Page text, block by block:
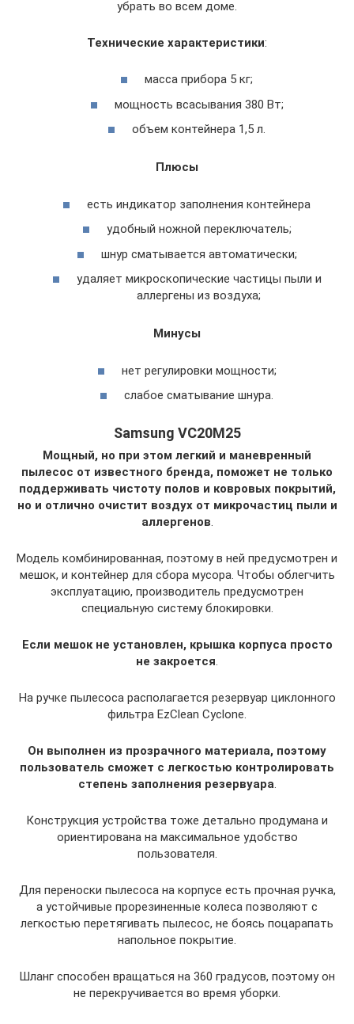
убрать во всем доме.
Технические характеристики:
масса прибора 5 кг;
мощность всасывания 380 Вт;
объем контейнера 1,5 л.
Плюсы
есть индикатор заполнения контейнера
удобный ножной переключатель;
шнур сматывается автоматически;
удаляет микроскопические частицы пыли и
аллергены из воздуха;
Минусы
нет регулировки мощности;
слабое сматывание шнура.
Samsung VC20M25
Мощный, но при этом легкий и маневренный
пылесос от известного бренда, поможет не только
поддерживать чистоту полов и ковровых покрытий,
но и отлично очистит воздух от микрочастиц пыли и
аллергенов.
Модель комбинированная, поэтому в ней предусмотрен и
мешок, и контейнер для сбора мусора. Чтобы облегчить
эксплуатацию, производитель предусмотрен
специальную систему блокировки.
Если мешок не установлен, крышка корпуса просто
не закроется.
На ручке пылесоса располагается резервуар циклонного
фильтра EzClean Cyclone.
Он выполнен из прозрачного материала, поэтому
пользователь сможет с легкостью контролировать
степень заполнения резервуара.
Конструкция устройства тоже детально продумана и
ориентирована на максимальное удобство
пользователя.
Для переноски пылесоса на корпусе есть прочная ручка,
а устойчивые прорезиненные колеса позволяют с
легкостью перетягивать пылесос, не боясь поцарапать
напольное покрытие.
Шланг способен вращаться на 360 градусов, поэтому он
не перекручивается во время уборки.